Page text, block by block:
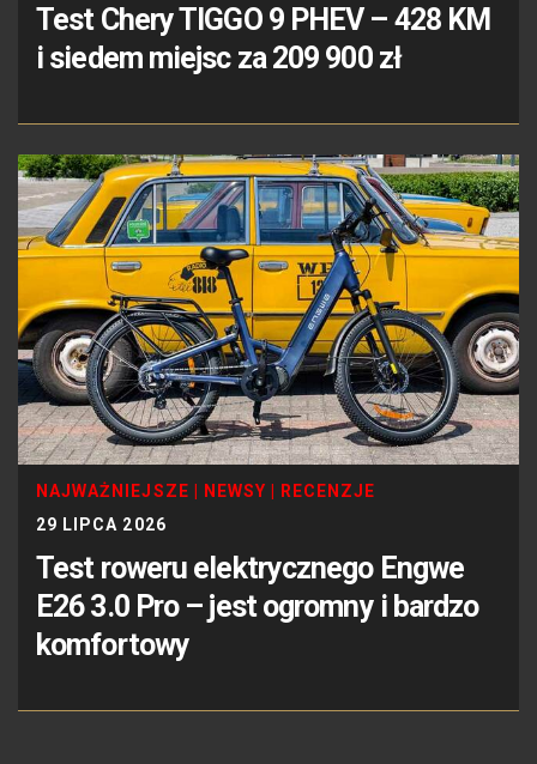
Test Chery TIGGO 9 PHEV – 428 KM
i siedem miejsc za 209 900 zł
NAJWAŻNIEJSZE NEWSY
RECENZJE
29 LIPCA 2026
Test roweru elektrycznego Engwe
E26 3.0 Pro – jest ogromny i bardzo
komfortowy